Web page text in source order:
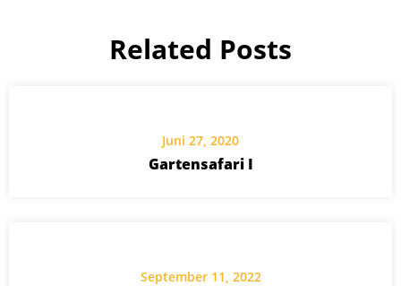
Related Posts
Juni 27, 2020
Gartensafari I
September 11, 2022